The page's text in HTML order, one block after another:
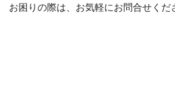
お困りの際は、お気軽にお問合せくだ